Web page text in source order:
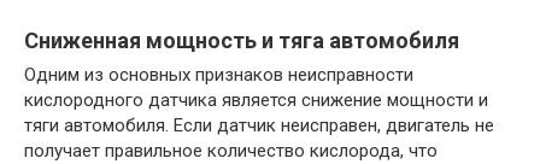
Сниженная мощность и тяга автомобиля
Одним из основных признаков неисправности
кислородного датчика является снижение мощности и
тяги автомобиля. Если датчик неисправен, двигатель не
получает правильное количество кислорода, что